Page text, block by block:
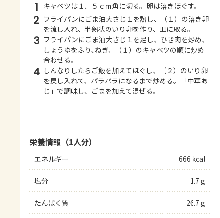
1 キャベツは１．５ｃｍ角に切る。卵は溶きほぐす。
2 フライパンにごま油大さじ１を熱し、（１）の溶き卵
を流し入れ、半熟状のいり卵を作り、皿に取る。
3 フライパンにごま油大さじ１を足し、ひき肉を炒め、
しょうゆをふり､ねぎ、（１）のキャベツの順に炒め
合わせる。
4 しんなりしたらご飯を加えてほぐし、（２）のいり卵
を戻し入れて、パラパラになるまで炒める。「中華あ
じ」で調味し、ごまを加えて混ぜる。
栄養情報（1人分）
エネルギー 666 kcal
塩分 1.7 g
たんぱく質 26.7 g